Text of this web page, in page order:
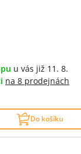
u vás již 11. 8.
na 8 prodejnách
Do košíku